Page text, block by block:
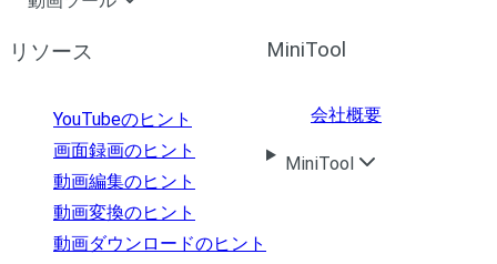
リソース
YouTubeのヒント
画面録画のヒント
動画編集のヒント
動画変換のヒント
動画ダウンロードのヒント
MiniTool
会社概要
MiniTool